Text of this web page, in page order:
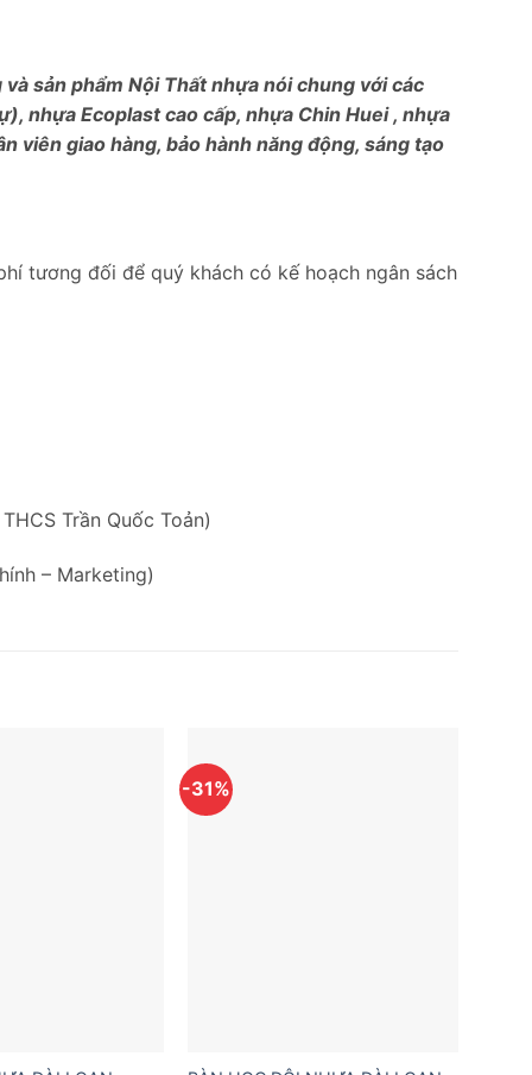
sản phẩm Nội Thất nhựa nói chung với các
nhựa Ecoplast cao cấp, nhựa Chin Huei , nhựa
viên giao hàng, bảo hành năng động, sáng tạo
tương đối để quý khách có kế hoạch ngân sách
Trần Quốc Toản)
– Marketing)
-31%